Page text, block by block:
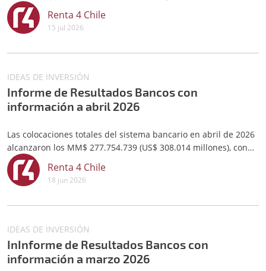
Objetivo a 12M de $91,0 por acción
Renta 4 Chile
15 jul 2026
IDEAS DE INVERSIÓN
Informe de Resultados Bancos con
información a abril 2026
Las colocaciones totales del sistema bancario en abril de 2026
alcanzaron los MM$ 277.754.739 (US$ 308.014 millones), con
un crecimiento de 3,0% interanual en pesos.
Renta 4 Chile
18 jun 2026
IDEAS DE INVERSIÓN
InInforme de Resultados Bancos con
información a marzo 2026